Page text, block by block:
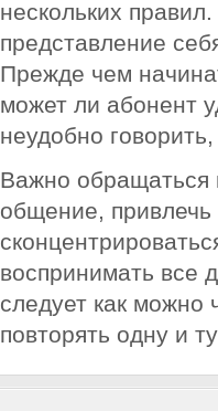
нескольких
представление
Прежде чем
может ли абонент
неудобно
Важно обращаться
общение,
воспринимать все
следует как можно
повторять одну и